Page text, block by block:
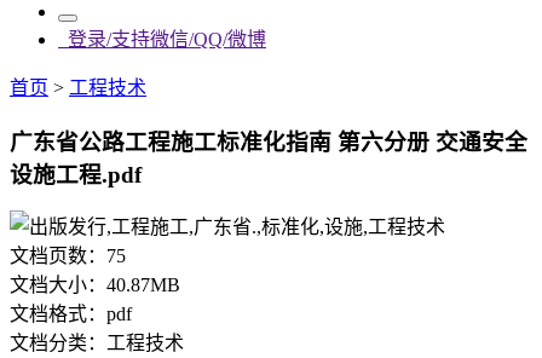
登录/支持微信/QQ/微博
首页 > 工程技术
广东省公路工程施工标准化指南 第六分册 交通安全
设施工程.pdf
文档页数： 75
文档大小： 40.87MB
文档格式： pdf
文档分类： 工程技术